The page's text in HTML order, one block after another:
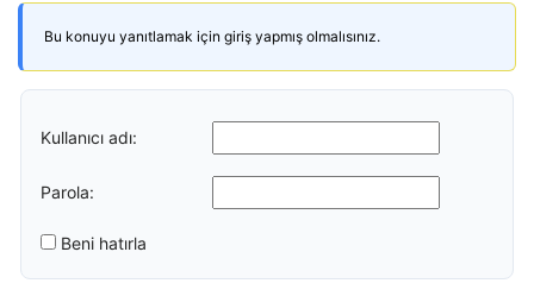
Bu konuyu yanıtlamak için giriş yapmış olmalısınız.
Kullanıcı adı:
Parola:
Beni hatırla